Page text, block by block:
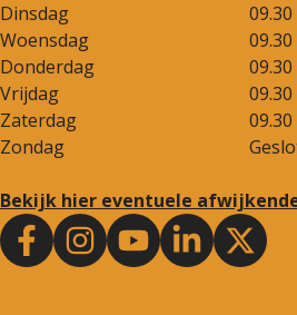
Dinsdag
Woensdag
Donderdag
Vrijdag
Zaterdag
Zondag
Bekijk hier eventuele